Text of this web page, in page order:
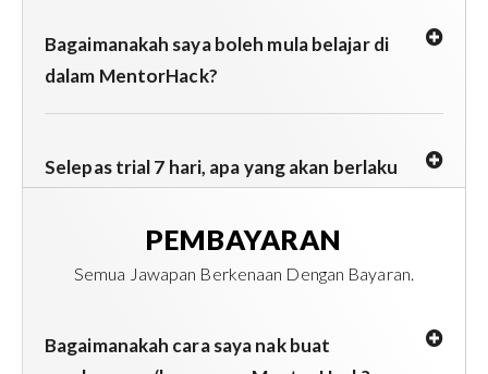
Bagaimanakah saya boleh mula belajar di
dalam MentorHack?
Selepas trial 7 hari, apa yang akan berlaku
Boleh ke saya akses akaun MentorHack
PEMBAYARAN
Semua Jawapan Berkenaan Dengan Bayaran.
Bagaimanakah cara saya nak buat